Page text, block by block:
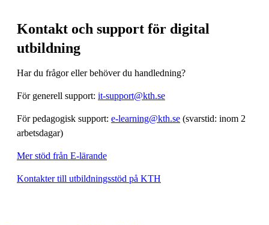
Kontakt och support för digital
utbildning
Har du frågor eller behöver du handledning?
För generell support: it-support@kth.se
För pedagogisk support: e-learning@kth.se (svarstid: inom 2
arbetsdagar)
Mer stöd från E-lärande
Kontakter till utbildningsstöd på KTH